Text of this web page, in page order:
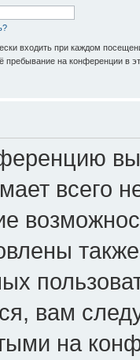
входить при каждом
пребывание на конференции в
всего
вам
на